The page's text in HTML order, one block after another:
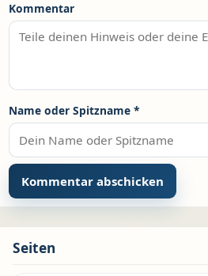
Kommentar
Name oder Spitzname *
Seiten